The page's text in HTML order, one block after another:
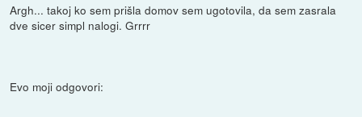
Argh... takoj ko sem prišla domov sem ugotovila, da sem zasrala
dve sicer simpl nalogi. Grrrr
Evo moji odgovori: